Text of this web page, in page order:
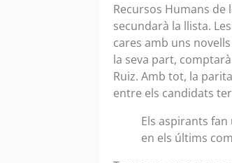
Recursos Humans de
secundarà la llista.
cares amb uns
la seva part,
Ruiz. Amb tot, la
entre els candidats
Els aspirants
en els últims